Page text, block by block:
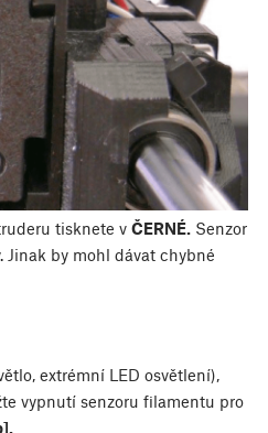
tisknete v ČERNÉ.Senzor
Jinak by mohl dávat chybné
extrémní LED osvětlení),
vypnutí senzoru filamentu pro